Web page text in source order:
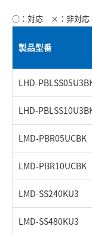
○：対応 ×：非対
製品型番
LHD-
LHD-
LMD-PBR05UCBK
LMD-PBR10UCBK
LMD-SS240KU3
LMD-SS480KU3